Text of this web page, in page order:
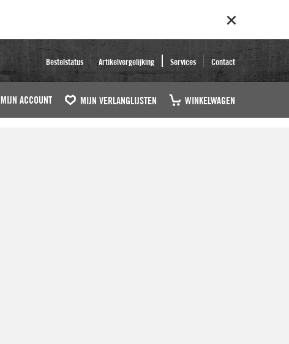
Bestelstatus Artikelvergelijking Services Contact
MIJN ACCOUNT MIJN VERLANGLIJSTEN WINKELWAGEN